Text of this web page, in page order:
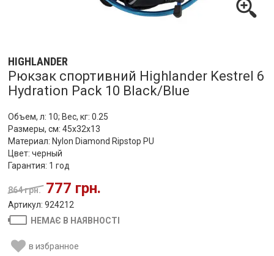
HIGHLANDER
Рюкзак спортивний Highlander Kestrel 6
Hydration Pack 10 Black/Blue
Объем, л: 10; Вес, кг: 0.25
Размеры, см: 45х32х13
Материал: Nylon Diamond Ripstop PU
Цвет: черный
Гарантия: 1 год
864 грн. 777 грн.
Артикул: 924212
НЕМАЄ В НАЯВНОСТІ
в избранное